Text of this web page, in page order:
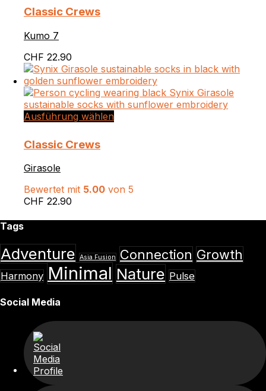
Optionen
können
auf
der
Produktseite
gewählt
Classic Crews
Kumo 7
CHF 22.90
Ausführung wählenDieses
Die
auf
Produktseite
gewählt
werden
Classic Crews
Girasole
Bewertet mit 5.00 von 5
CHF 22.90
Tags
Adventure Asia Fusion Connection Growth
Harmony Minimal Nature Pulse
Social Media